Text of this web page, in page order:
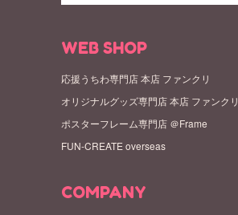
WEB SHOP
応援うちわ専門店 本店 ファンクリ
オリジナルグッズ専門店 本店 ファンクリ
ポスターフレーム専門店 ＠Frame
FUN-CREATE overseas
COMPANY